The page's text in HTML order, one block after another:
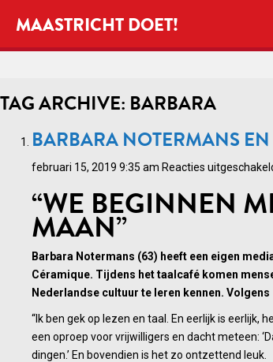
MAASTRICHT DOET!
TAG ARCHIVE: BARBARA
BARBARA NOTERMANS
februari 15, 2019 9:35 am Reacties
“WE BEGINNEN
MAAN”
Barbara Notermans (63) heeft een eigen
Céramique. Tijdens het taalcafé komen
Nederlandse cultuur te leren kennen.
“Ik ben gek op lezen en taal. En eerlijk is eerlijk,
een oproep voor vrijwilligers en dacht meteen:
dingen.’ En bovendien is het zo ontzettend leuk.